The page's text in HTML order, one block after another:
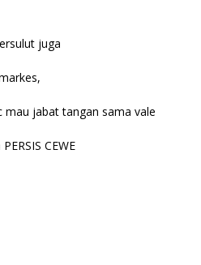
juga
mau jabat tangan sama vale
CEWE